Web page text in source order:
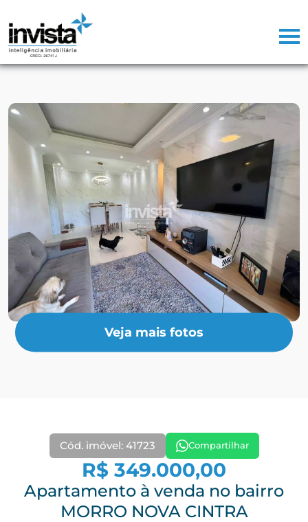
Veja mais fotos
Cód. imóvel: 41723 Compartilhar
R$ 349.000,00
Apartamento à venda no bairro
MORRO NOVA CINTRA